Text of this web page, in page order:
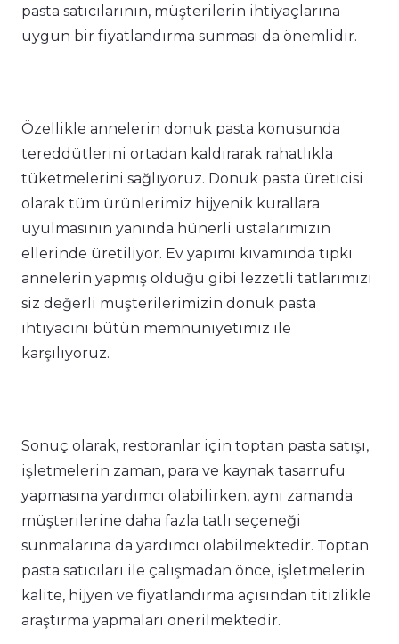
pasta satıcılarının, müşterilerin ihtiyaçlarına
uygun bir fiyatlandırma sunması da önemlidir.
Özellikle annelerin donuk pasta konusunda
tereddütlerini ortadan kaldırarak rahatlıkla
tüketmelerini sağlıyoruz. Donuk pasta üreticisi
olarak tüm ürünlerimiz hijyenik kurallara
uyulmasının yanında hünerli ustalarımızın
ellerinde üretiliyor. Ev yapımı kıvamında tıpkı
annelerin yapmış olduğu gibi lezzetli tatlarımızı
siz değerli müşterilerimizin donuk pasta
ihtiyacını bütün memnuniyetimiz ile
karşılıyoruz.
Sonuç olarak, restoranlar için toptan pasta satışı,
işletmelerin zaman, para ve kaynak tasarrufu
yapmasına yardımcı olabilirken, aynı zamanda
müşterilerine daha fazla tatlı seçeneği
sunmalarına da yardımcı olabilmektedir. Toptan
pasta satıcıları ile çalışmadan önce, işletmelerin
kalite, hijyen ve fiyatlandırma açısından titizlikle
araştırma yapmaları önerilmektedir.